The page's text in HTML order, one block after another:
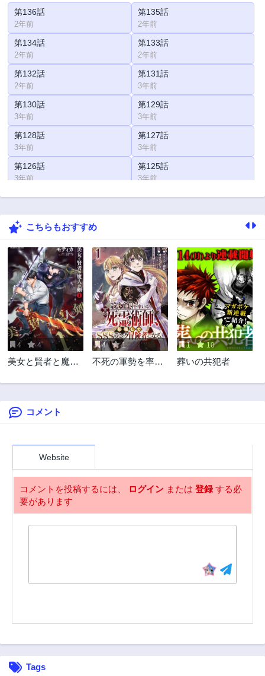
第136話
2年前
第135話
2年前
第134話
2年前
第133話
2年前
第132話
2年前
第131話
3年前
第130話
3年前
第129話
3年前
第128話
3年前
第127話
3年前
第126話
3年前
第125話
3年前
第124話 第123話
第122話
第120話
3年前
第119話
3年前
第118話
3年前
第117話
3年前
第116話
3年前
第115話
3年前
第114話
3年前
第113話
3年前
第112話 第111話
第110話
第108話
3年前 3年前
第104話
第94話
3年前
第93話
こちらもおすすめ
4 4
美女と賢者と魔人
4 1
不死の軍勢を率い
転職してSSSラン
1 10
葬いの共犯者
コメント
Website
コメントを投稿するには、 ログイン または 登録する必
要があります
Tags